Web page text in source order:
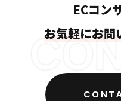
ECコン
お気軽にお問